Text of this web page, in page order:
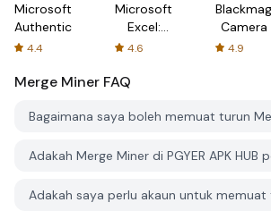
Microsoft
Authenticator
4.4
Microsoft
Excel:
Spreadsheets
4.6
Camera
4.9
Merge Miner FAQ